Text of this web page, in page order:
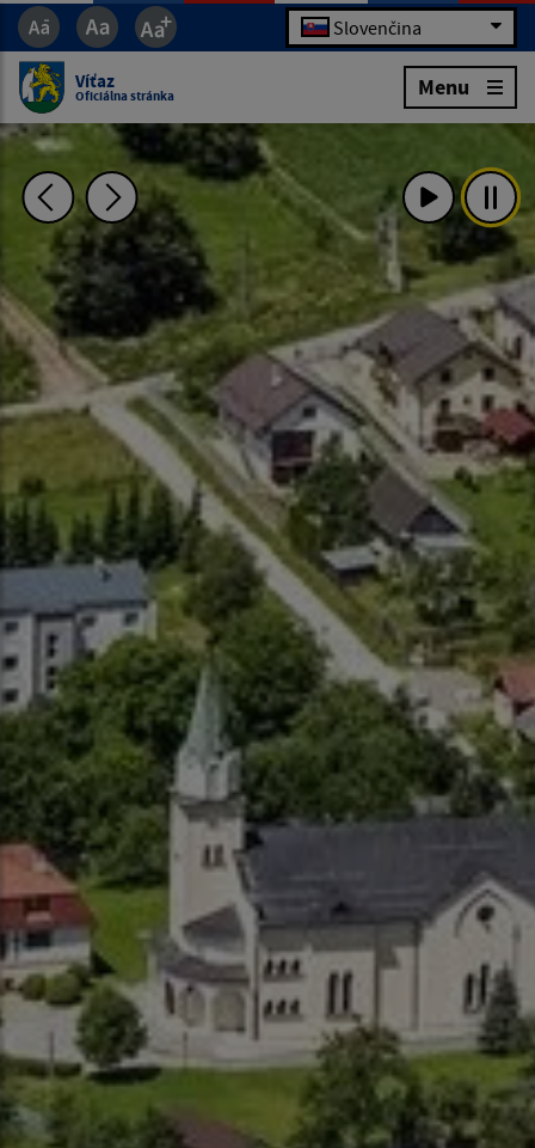
Slovenčina
Víťaz
Oficiálna stránka Menu